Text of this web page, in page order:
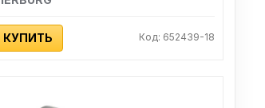
КУПИТЬ Код: 652439-18